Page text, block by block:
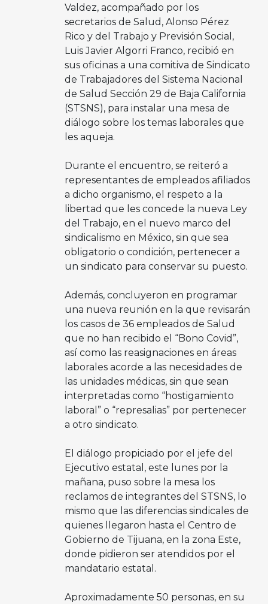
Valdez, acompañado por los
secretarios de Salud, Alonso Pérez
Rico y del Trabajo y Previsión Social,
Luis Javier Algorri Franco, recibió en
sus oficinas a una comitiva de Sindicato
de Trabajadores del Sistema Nacional
de Salud Sección 29 de Baja California
(STSNS), para instalar una mesa de
diálogo sobre los temas laborales que
les aqueja.
Durante el encuentro, se reiteró a
representantes de empleados afiliados
a dicho organismo, el respeto a la
libertad que les concede la nueva Ley
del Trabajo, en el nuevo marco del
sindicalismo en México, sin que sea
obligatorio o condición, pertenecer a
un sindicato para conservar su puesto.
Además, concluyeron en programar
una nueva reunión en la que revisarán
los casos de 36 empleados de Salud
que no han recibido el “Bono Covid”,
así como las reasignaciones en áreas
laborales acorde a las necesidades de
las unidades médicas, sin que sean
interpretadas como “hostigamiento
laboral” o “represalias” por pertenecer
a otro sindicato.
El diálogo propiciado por el jefe del
Ejecutivo estatal, este lunes por la
mañana, puso sobre la mesa los
reclamos de integrantes del STSNS, lo
mismo que las diferencias sindicales de
quienes llegaron hasta el Centro de
Gobierno de Tijuana, en la zona Este,
donde pidieron ser atendidos por el
mandatario estatal.
Aproximadamente 50 personas, en su